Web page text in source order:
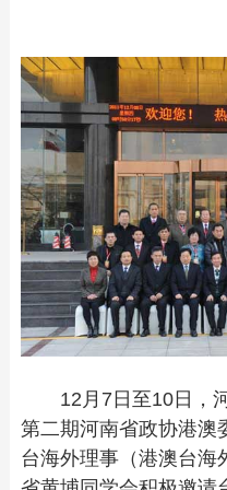
12月7日至10日，河
第二期河南省政协港澳
台海外理事（港澳台海